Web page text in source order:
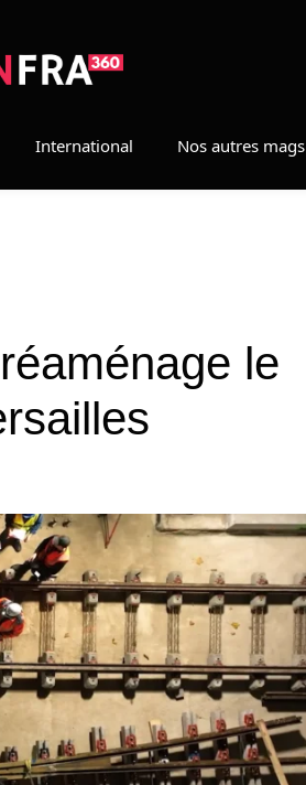
International Nos autres mags
le